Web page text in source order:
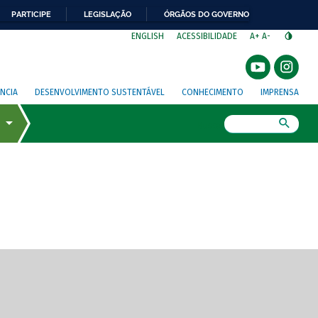
PARTICIPE LEGISLAÇÃO ÓRGÃOS DO GOVERNO
ENGLISH ACESSIBILIDADE A+ A-
DESENVOLVIMENTO SUSTENTÁVEL CONHECIMENTO IMPRENSA
de tela